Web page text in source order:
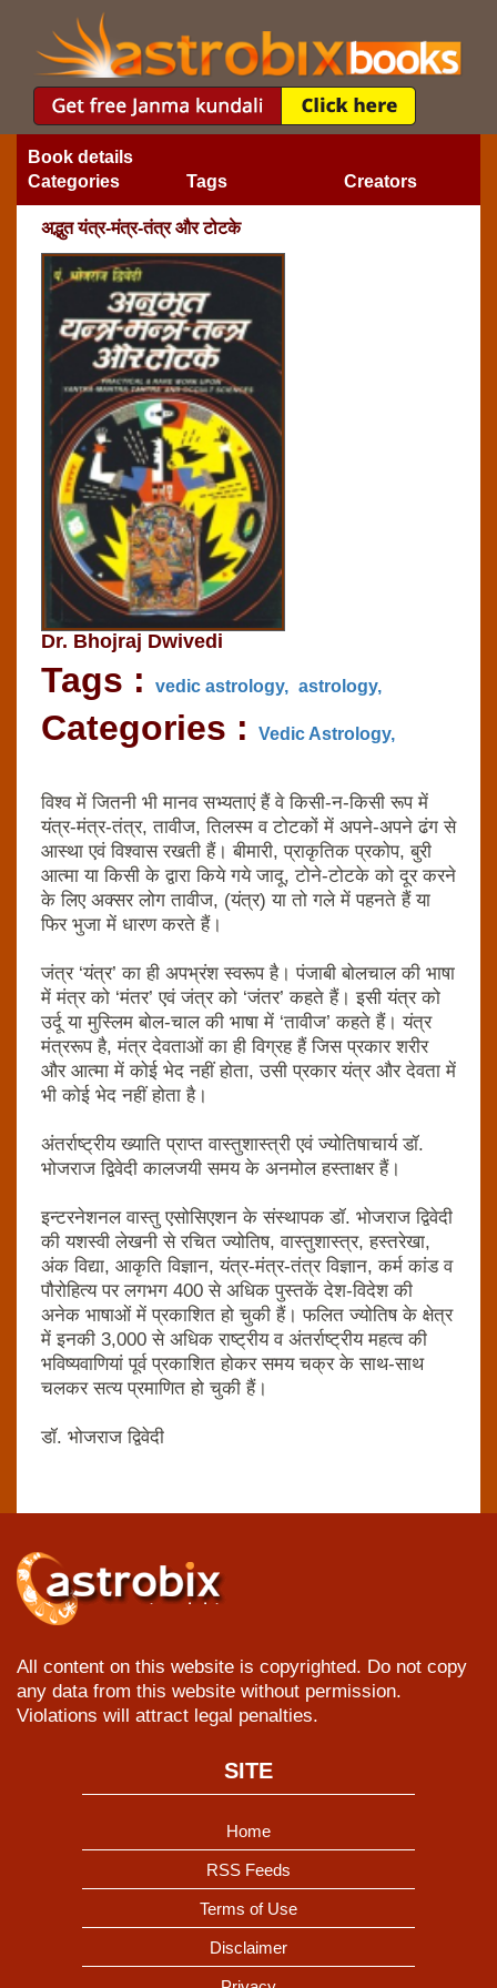
Book details
Categories
Tags Creators
अद्भुत यंत्र-मंत्र-तंत्र और टोटके
Dr. Bhojraj Dwivedi
Tags : vedic astrology, astrology,
Categories : Vedic Astrology,
विश्‍व में जितनी भी मानव सभ्‍यताएं हैं वे किसी-न-किसी रूप में
यंत्र-मंत्र-तंत्र, तावीज, तिलस्‍म व टोटकों में अपने-अपने ढंग से
आस्‍था एवं विश्‍वास रखती हैं। बीमारी, प्राकृतिक प्रकोप, बुरी
आत्‍मा या किसी के द्वारा किये गये जादू, टोने-टोटके को दूर करने
के लिए अक्‍सर लोग तावीज, (यंत्र) या तो गले में पहनते हैं या
फिर भुजा में धारण करते हैं।
जंत्र ‘यंत्र’ का ही अपभ्रंश स्‍वरूप है। पंजाबी बोलचाल की भाषा
में मंत्र को ‘मंतर’ एवं जंत्र को ‘जंतर’ कहते हैं। इसी यंत्र को
उर्दू या मुस्लिम बोल-चाल की भाषा में ‘तावीज’ कहते हैं। यंत्र
मंत्ररूप है, मंत्र देवताओं का ही विग्रह हैं जिस प्रकार शरीर
और आत्‍मा में कोई भेद नहीं होता, उसी प्रकार यंत्र और देवता में
भी कोई भेद नहीं होता है।
अंतर्राष्‍ट्रीय ख्‍याति प्राप्‍त वास्‍तुशास्‍त्री एवं ज्‍योतिषाचार्य डॉ.
भोजराज द्विवेदी कालजयी समय के अनमोल हस्‍ताक्षर हैं।
इन्‍टरनेशनल वास्‍तु एसोसिएशन के संस्‍थापक डॉ. भोजराज द्विवेदी
की यशस्‍वी लेखनी से रचित ज्‍योतिष, वास्‍तुशास्‍त्र, हस्‍तरेखा,
अंक विद्या, आकृति विज्ञान, यंत्र-मंत्र-तंत्र विज्ञान, कर्म कांड व
पौरोहित्‍य पर लगभग 400 से अधिक पुस्‍तकें देश-विदेश की
अनेक भाषाओं में प्रकाशित हो चुकी हैं। फलित ज्‍योतिष के क्षेत्र
में इनकी 3,000 से अधिक राष्‍ट्रीय व अंतर्राष्‍ट्रीय महत्‍व की
भविष्‍यवाणियां पूर्व प्रकाशित होकर समय चक्र के साथ-साथ
चलकर सत्‍य प्रमाणित हो चुकी हैं।
डॉ. भोजराज द्विवेदी
All content on this website is copyrighted. Do not copy
any data from this website without permission.
Violations will attract legal penalties.
SITE
Home
RSS Feeds
Terms of Use
Disclaimer